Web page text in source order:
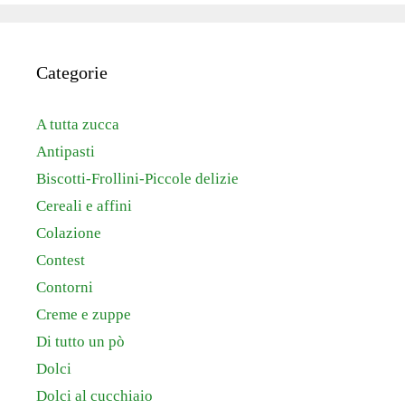
Categorie
A tutta zucca
Antipasti
Biscotti-Frollini-Piccole delizie
Cereali e affini
Colazione
Contest
Contorni
Creme e zuppe
Di tutto un pò
Dolci
Dolci al cucchiaio